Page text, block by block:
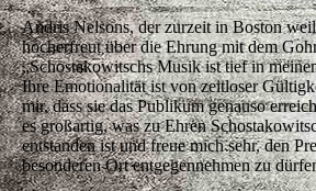
Andris Nelsons, der zurzeit in Boston
hocherfreut über die Ehrung mit dem
„Schostakowitschs Musik ist tief in
Ihre Emotionalität ist von zeitloser
mir, dass sie das Publikum genauso
es großartig, was zu Ehren
entstanden ist und freue mich sehr, den
besonderen Ort entgegennehmen zu